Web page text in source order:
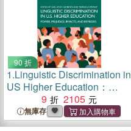
90 折
1.Linguistic Discrimination in
US Higher Education：
Power, Prejudice, Impacts,
and Remedies
9 2105
無庫存